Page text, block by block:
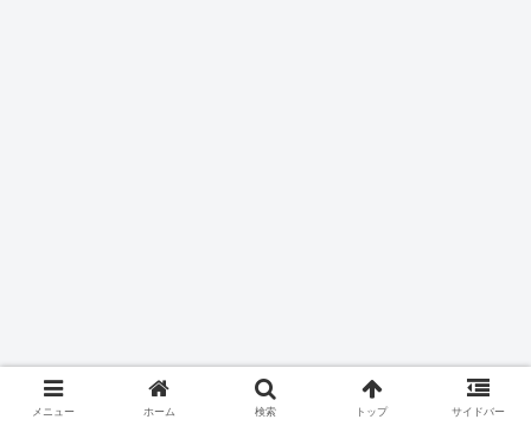
メニュー ホーム 検索 トップ サイドバー